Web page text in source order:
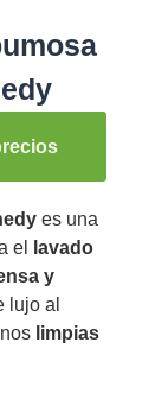
es una
el
lavado
y
lujo al
limpias